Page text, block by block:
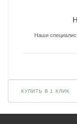
Наши
КУПИТЬ В 1 КЛИК